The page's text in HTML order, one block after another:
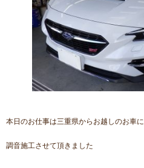
本日のお仕事は三重県からお越しのお車に
調音施工させて頂きました